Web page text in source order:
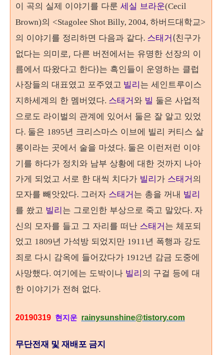
이 곡의 실제 이야기를 다룬 세실 브라운(Cecil
Brown)의 <Stagolee Shot Billy, 2004, 하버드대학교>
의 이야기를 정리하면 다음과 같다. 스태거(친구가
없다는 의미로, 다른 버전에서는 유명한 선장의 이
름에서 따왔다고 한다)는 흑인들이 운영하는 클럽
사장들의 대표였고 포주였고 빌리는 세인트루이스
지하세계의 한 멤버였다. 스태거와 빌 둘은 사업적
으로도 라이벌의 관계에 있어서 둘은 잘 알고 있었
다. 둘은 1895년 크리스마스 이브에 빌리 커티스 살
롱이라는 곳에서 술을 마셨다. 둘은 이런저런 이야
기를 하다가 정치와 남부 상황에 대한 것까지 나아
가게 되었고 서로 한 대씩 치다가 빌리가 스태거의
모자를 빼앗았다. 그러자 스태거는 총을 꺼내 빌리
를 쐈고 빌리는 그로인한 부상으로 죽고 말았다. 자
신의 모자를 들고 그 자리를 떠난 스태거는 체포되
었고 1809년 가석방 되었지만 1911년 폭행과 강도
죄로 다시 감옥에 들어갔다가 1912년 감금 도중에
사망했다. 여기에는 도박이나 빌리의 구걸 등에 대
한 이야기가 전혀 없다.
20190319 현지운 rainysunshine@tistory.com
무단전재 및 재배포 금지